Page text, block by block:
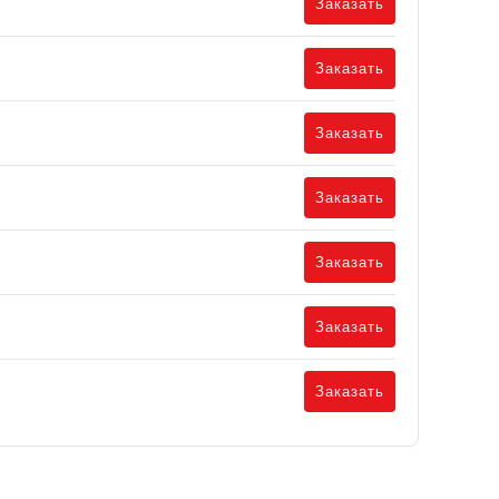
Заказать
Заказать
Заказать
Заказать
Заказать
Заказать
Заказать